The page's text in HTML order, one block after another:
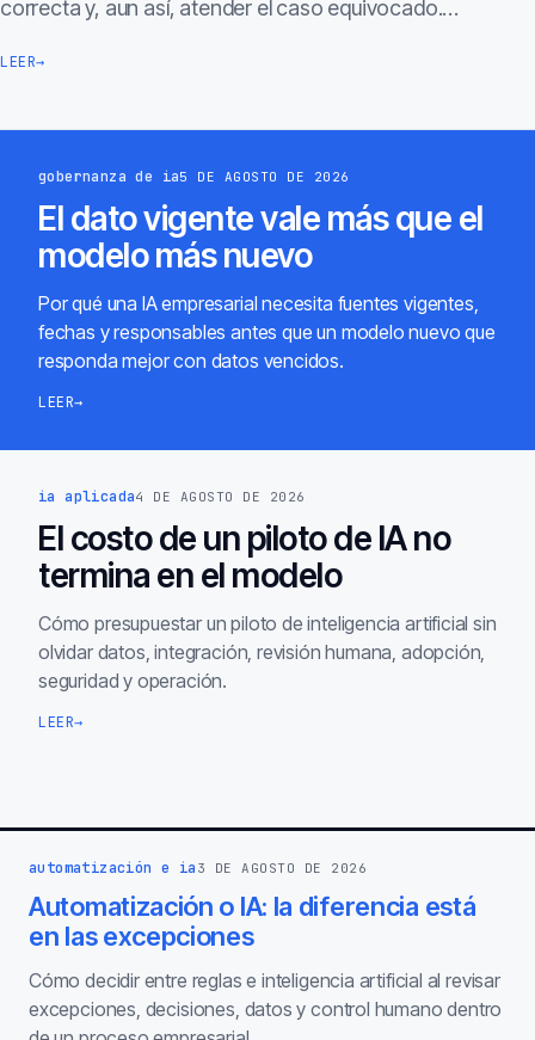
correcta y, aun así, atender el caso equivocado.…
LEER→
gobernanza de ia5 DE AGOSTO DE 2026
El dato vigente vale más que el
modelo más nuevo
Por qué una IA empresarial necesita fuentes vigentes,
fechas y responsables antes que un modelo nuevo que
responda mejor con datos vencidos.
LEER→
ia aplicada4 DE AGOSTO DE 2026
El costo de un piloto de IA no
termina en el modelo
Cómo presupuestar un piloto de inteligencia artificial sin
olvidar datos, integración, revisión humana, adopción,
seguridad y operación.
LEER→
automatización e ia 3 DE AGOSTO DE 2026
Automatización o IA: la diferencia está
en las excepciones
Cómo decidir entre reglas e inteligencia artificial al revisar
excepciones, decisiones, datos y control humano dentro